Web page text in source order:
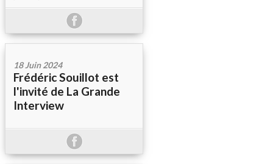
18 Juin 2024
Frédéric Souillot est
l'invité de La Grande
Interview